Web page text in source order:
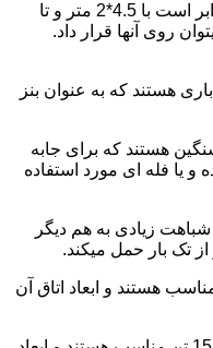
ابعاد بارگیر خاور ها به طور متوسط برابر است با 4.5*2 متر و تا
هستند که به عنوان بنز
هستند که برای جابه
و یا فله ای مورد استفاده
زیادی به هم دیگر
برای جابه جایی بار تا 10 تن مناسب هستند و ابعاد اتاق آن